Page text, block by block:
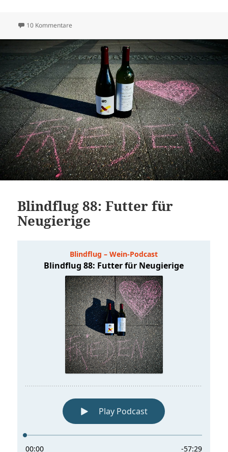
10 Kommentare
Blindflug 88: Futter für
Neugierige